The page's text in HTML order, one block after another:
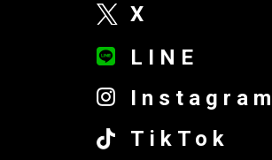
X
LINE
Instagram
TikTok